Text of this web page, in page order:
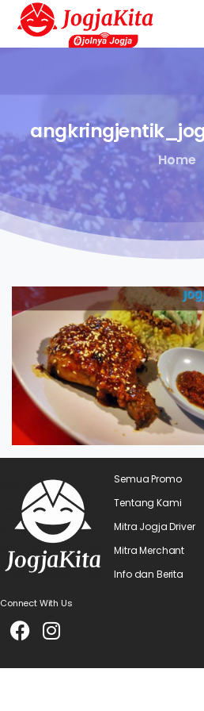
Home
Connect With Us
Semua Promo
Tentang Kami
Mitra Jogja Driver
Mitra Merchant
Info dan Berita